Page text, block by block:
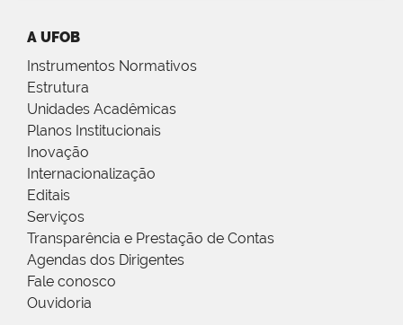
A UFOB
Instrumentos Normativos
Estrutura
Unidades Acadêmicas
Planos Institucionais
Inovação
Internacionalização
Editais
Serviços
Transparência e Prestação de Contas
Agendas dos Dirigentes
Fale conosco
Ouvidoria